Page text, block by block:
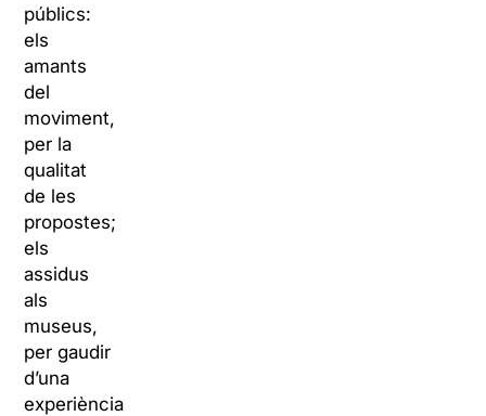
públics:
els
amants
del
moviment,
per la
qualitat
de les
propostes;
els
assidus
als
museus,
per gaudir
d’una
experiència